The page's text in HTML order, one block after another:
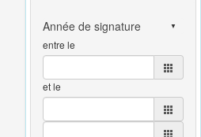
entre le
et le